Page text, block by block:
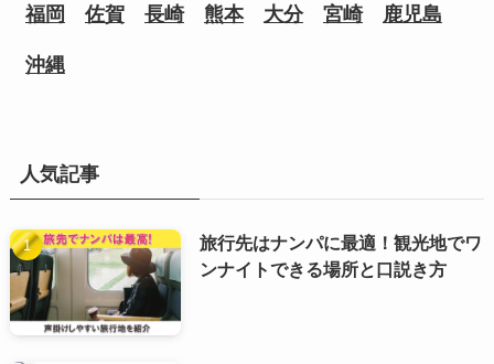
福岡 佐賀 長崎 熊本 大分 宮崎 鹿児島
沖縄
人気記事
旅行先はナンパに最適！観光地でワ
ンナイトできる場所と口説き方